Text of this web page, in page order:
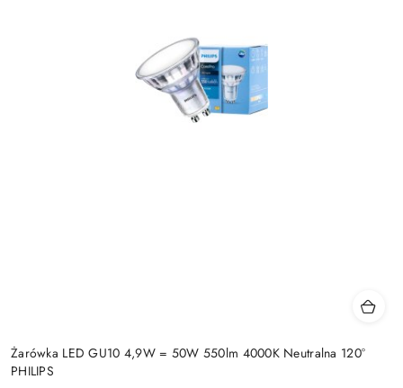
Żarówka LED GU10 4,9W = 50W 550lm 4000K Neutralna 120°
PHILIPS